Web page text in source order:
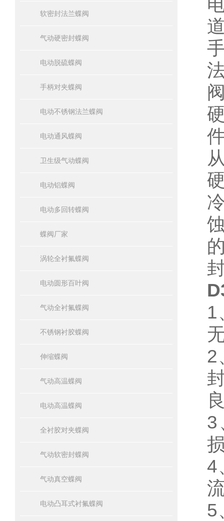
软密封法兰蝶阀
气动硬密封蝶阀
电动脱硫蝶阀
手柄对夹蝶阀
电动不锈钢法兰蝶阀
电动通风蝶阀
卫生级气动蝶阀
电动铝蝶阀
电动多回转蝶阀
蝶阀厂家
涡轮全衬氟蝶阀
电动圆形百叶阀
气动全衬氟蝶阀
不锈钢衬胶蝶阀
伸缩蝶阀
气动高温蝶阀
电动高温蝶阀
全衬胶对夹蝶阀
气动软密封蝶阀
气动真空蝶阀
电动凸耳式衬氟蝶阀
1
2
3
4
5